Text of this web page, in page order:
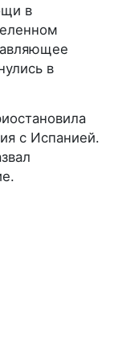
в
в
с Испанией.